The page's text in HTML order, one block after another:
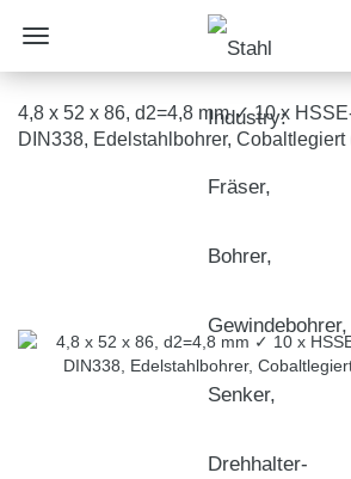
4,8 x 52 x 86, d2=4,8 mm ✓ 10 x
DIN338, Edelstahlbohrer,